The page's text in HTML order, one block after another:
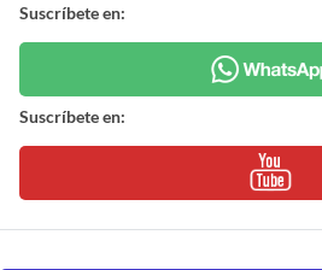
Suscríbete en:
Suscríbete en: